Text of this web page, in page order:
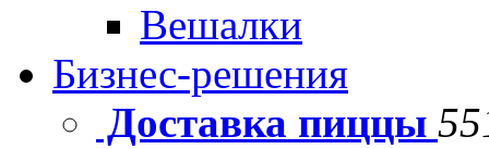
Вешалки
Бизнес-решения
Доставка пиццы